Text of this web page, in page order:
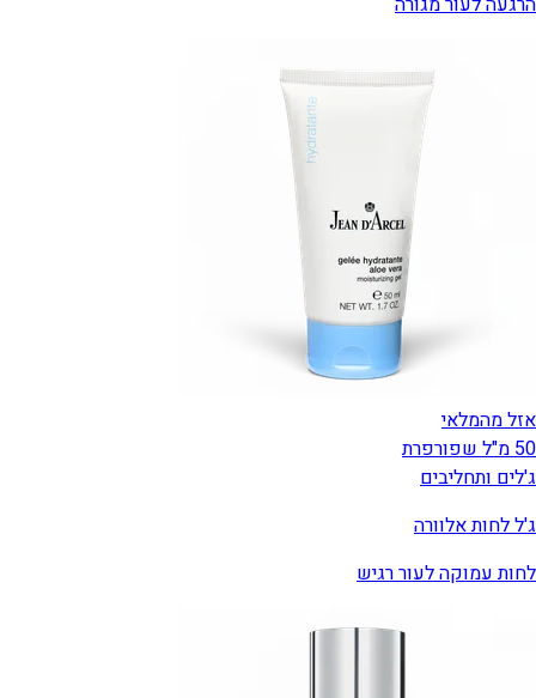
אזל מהמלאי
50 מ"ל שפורפרת
ג'לים ותחליבים
ג'ל לחות אלוורה
לחות עמוקה לעור רגיש